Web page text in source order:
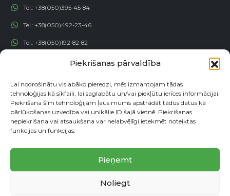
Piekrišanas pārvaldība
Lai nodrošinātu vislabāko pieredzi, mēs izmantojam tādas
tehnoloģijas kā sīkfaili, lai saglabātu un/vai piekļūtu ierīces informācijai.
Piekrišana šīm tehnoloģijām ļaus mums apstrādāt tādus datus kā
pārlūkošanas uzvedība vai unikālie ID šajā vietnē. Piekrišanas
nepiekrišana vai atsaukšana var nelabvēlīgi ietekmēt noteiktas
funkcijas un funkcijas.
Pieņemt
Noliegt
Tel.: +38(050)395-45-84
Tel.: +38(050)492-23-46
Tel.: +38(050)192-82-82
contact@econadin.com
SOCIĀLIE TĪKLI